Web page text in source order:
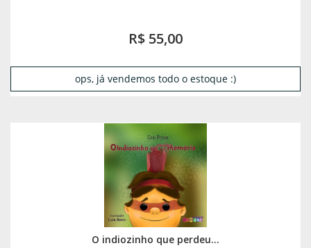
R$ 55,00
ops, já vendemos todo o estoque :)
O indiozinho que perdeu...